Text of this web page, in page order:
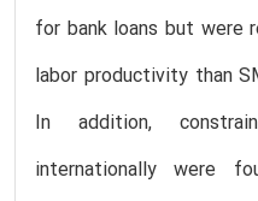
for bank loans but were
labor productivity than
In addition,
internationally were